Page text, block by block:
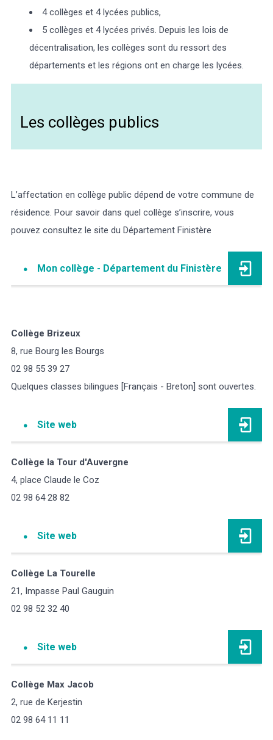
4 collèges et 4 lycées publics,
5 collèges et 4 lycées privés. Depuis les lois de
décentralisation, les collèges sont du ressort des
départements et les régions ont en charge les lycées.
Les collèges publics
L’affectation en collège public dépend de votre commune de
résidence. Pour savoir dans quel collège s’inscrire, vous
pouvez consultez le site du Département Finistère
Mon collège - Département du Finistère
Collège Brizeux
8, rue Bourg les Bourgs
02 98 55 39 27
Quelques classes bilingues [Français - Breton] sont ouvertes.
Site web
Collège la Tour d'Auvergne
4, place Claude le Coz
02 98 64 28 82
Site web
Collège La Tourelle
21, Impasse Paul Gauguin
02 98 52 32 40
Site web
Collège Max Jacob
2, rue de Kerjestin
02 98 64 11 11